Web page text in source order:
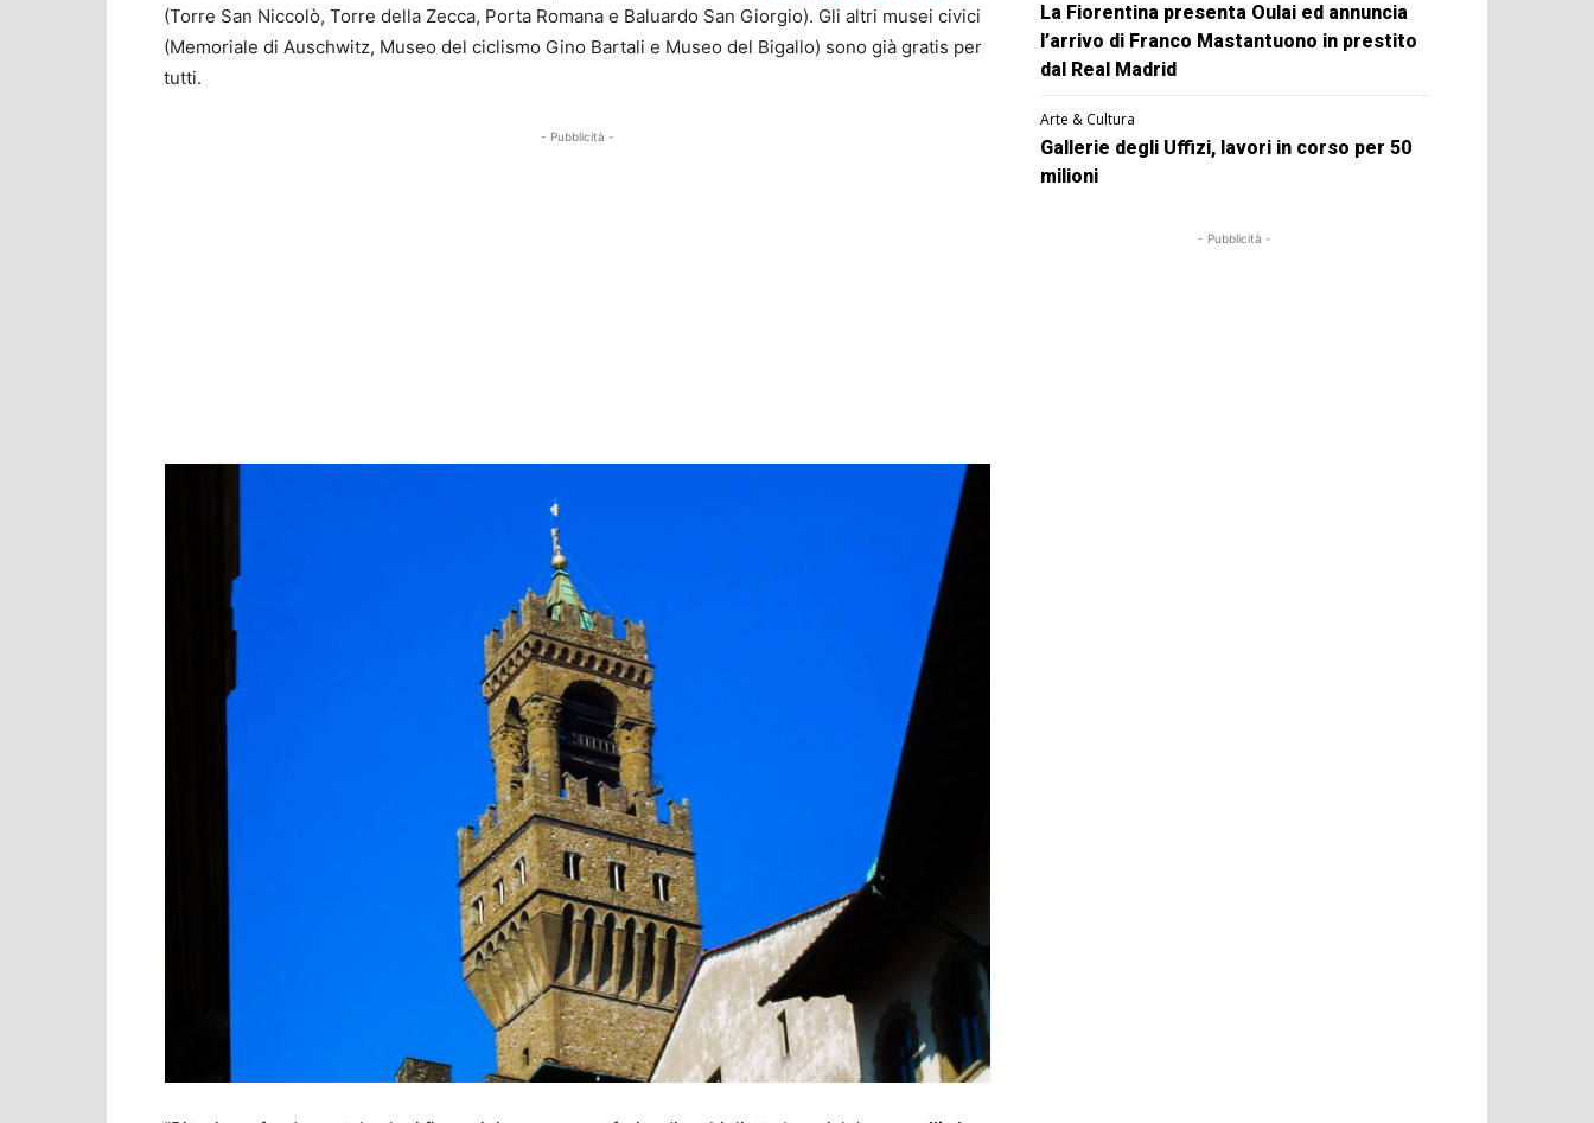
(Torre San Niccolò, Torre della Zecca, Porta Romana e Baluardo San Giorgio). Gli altri musei civici
(Memoriale di Auschwitz, Museo del ciclismo Gino Bartali e Museo del Bigallo) sono già gratis per
tutti.
- Pubblicità -
La Fiorentina presenta Oulai ed annuncia
l’arrivo di Franco Mastantuono in prestito
dal Real Madrid
Arte & Cultura
Gallerie degli Uffizi, lavori in corso per 50
milioni
- Pubblicità -